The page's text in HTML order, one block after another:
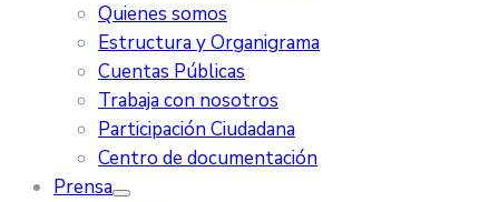
Quienes somos
Estructura y Organigrama
Cuentas Públicas
Trabaja con nosotros
Participación Ciudadana
Centro de documentación
Prensa